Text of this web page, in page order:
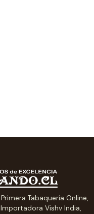
Tabaquería Online,
Vishv India,